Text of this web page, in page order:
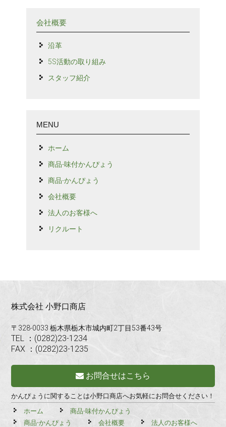
会社概要
沿革
5S活動の取り組み
スタッフ紹介
MENU
ホーム
商品-味付かんぴょう
商品-かんぴょう
会社概要
法人のお客様へ
リクルート
株式会社 小野口商店
〒328-0033 栃木県栃木市城内町2丁目53番43号
TEL ：(0282)23-1234
FAX ：(0282)23-1235
お問合せはこちら
かんぴょうに関することは小野口商店へお気軽にお問合せください！
ホーム
商品-味付かんぴょう
商品-かんぴょう
会社概要 法人のお客様へ